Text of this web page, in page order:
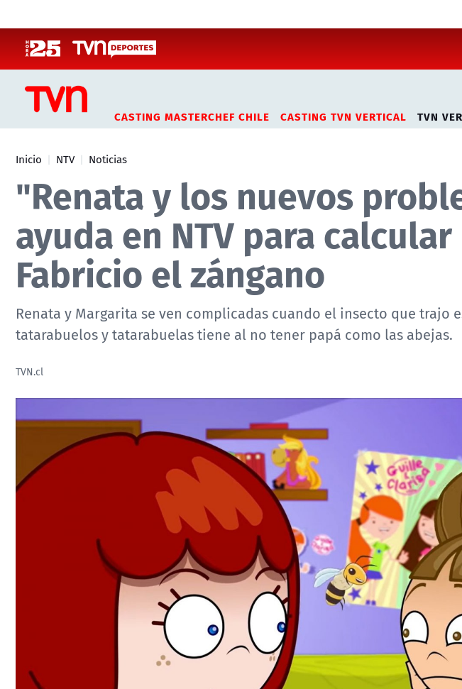
CASTING MASTERCHEF CHILE CASTING TVN VERTICAL TVN
Inicio NTV Noticias
"Renata y los nuevos
ayuda en NTV para
Fabricio el zángano
Renata y Margarita se ven complicadas cuando el insecto que trajo
tatarabuelos y tatarabuelas tiene al no tener papá como las abejas.
TVN.cl